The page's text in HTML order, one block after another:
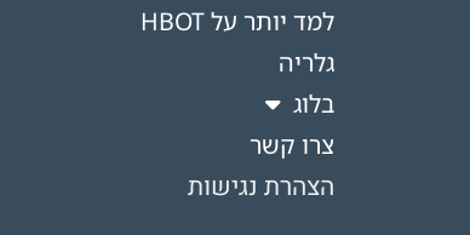
למד יותר על HBOT​
גלריה
בלוג
צרו קשר
הצהרת נגישות